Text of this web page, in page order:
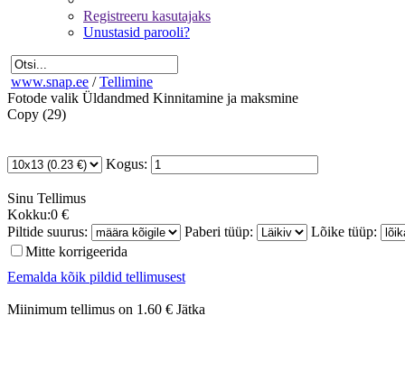
Registreeru kasutajaks
Unustasid parooli?
www.snap.ee / Tellimine
Fotode valik Üldandmed Kinnitamine ja maksmine
Copy (29)
Kogus:
Sinu Tellimus
Kokku:0 €
Piltide suurus:
Paberi tüüp:
Lõike tüüp:
Mitte korrigeerida
Eemalda kõik pildid tellimusest
Miinimum tellimus on 1.60 € Jätka